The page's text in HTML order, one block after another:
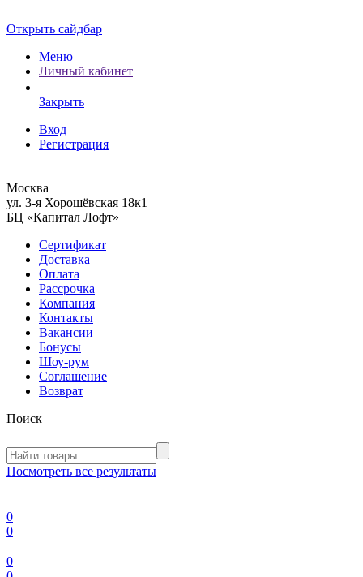
Открыть сайдбар
Меню
Личный кабинет
Закрыть
Вход
Регистрация
Москва
ул. 3-я Хорошёвская 18к1
БЦ «Капитал Лофт»
Сертификат
Доставка
Оплата
Рассрочка
Компания
Контакты
Вакансии
Бонусы
Шоу-рум
Соглашение
Возврат
Поиск
Посмотреть все результаты
0
0
0